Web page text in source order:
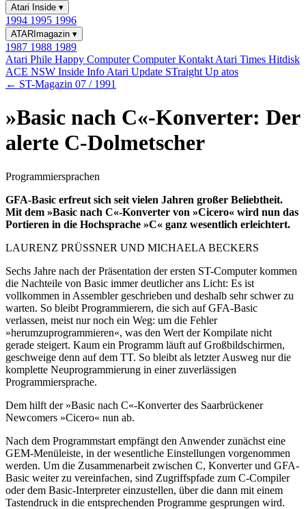
Atari Inside ▾
1994 1995 1996
ATARImagazin ▾
1987 1988 1989
Atari Phile Happy ComputerComputer Kontakt Atari Times Hitdisk
ACE NSW Inside Info Atari Update STraight Up atos
← ST-Magazin 07 / 1991
»Basic nach C«-Konverter: Der
alerte C-Dolmetscher
Programmiersprachen
GFA-Basic erfreut sich seit vielen Jahren großer Beliebtheit.
Mit dem »Basic nach C«-Konverter von »Cicero« wird nun das
Portieren in die Hochsprache »C« ganz wesentlich erleichtert.
LAURENZ PRÜSSNER UND MICHAELA BECKERS
Sechs Jahre nach der Präsentation der ersten ST-Computer kommen
die Nachteile von Basic immer deutlicher ans Licht: Es ist
vollkommen in Assembler geschrieben und deshalb sehr schwer zu
warten. So bleibt Programmierern, die sich auf GFA-Basic
verlassen, meist nur noch ein Weg: um die Fehler
»herumzuprogrammieren«, was den Wert der Kompilate nicht
gerade steigert. Kaum ein Programm läuft auf Großbildschirmen,
geschweige denn auf dem TT. So bleibt als letzter Ausweg nur die
komplette Neuprogrammierung in einer zuverlässigen
Programmiersprache.
Dem hilft der »Basic nach C«-Konverter des Saarbrückener
Newcomers »Cicero« nun ab.
Nach dem Programmstart empfängt den Anwender zunächst eine
GEM-Menüleiste, in der wesentliche Einstellungen vorgenommen
werden. Um die Zusammenarbeit zwischen C, Konverter und GFA-
Basic weiter zu vereinfachen, sind Zugriffspfade zum C-Compiler
oder dem Basic-Interpreter einzustellen, über die dann mit einem
Tastendruck in die entsprechenden Programme gesprungen wird.